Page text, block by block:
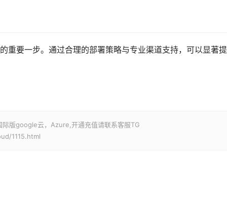
重要一步。通过合理的部署策略与专业渠道支持，可以显著
版google云，Azure,开通充值请联系客服TG
1115.html